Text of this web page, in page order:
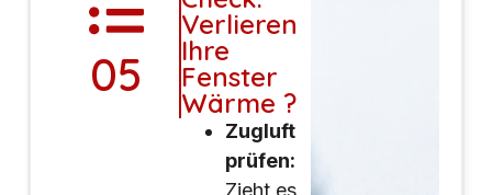
05
Verlieren
Ihre
Fenster
Wärme ?
Zugluft
prüfen:
Zieht es